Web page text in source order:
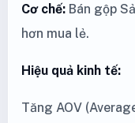
Cơ chế: Bán gộp
hơn mua lẻ.
Hiệu quả kinh tế:
Tăng AOV